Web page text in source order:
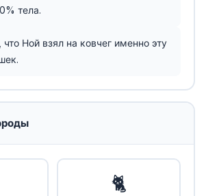
тела.
что Ной взял на ковчег именно эту
🐈